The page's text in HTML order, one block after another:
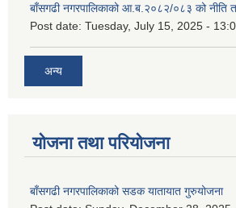
बाँसगढी नगरपालिकाको आ.ब.२०८२/०८३ को नीति
Post date: Tuesday, July 15, 2025 -
अन्य
योजना तथा परियोजना
बाँसगढी नगरपालिकाको सडक यातायात गुरुयोजना